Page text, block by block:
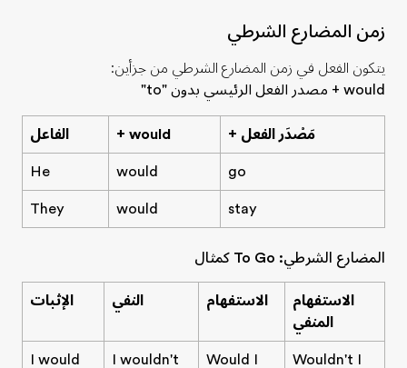
زمن المضارع الشرطي
يتكون الفعل في زمن المضارع الشرطي من جزأين:
would + مصدر الفعل الرئيسي بدون "to"
الفاعل + would + مَصْدَر الفعل
He would go
They would stay
المضارع الشرطي: To Go كمثال
الإثبات النفي الاستفهام
الاستفهام
المنفي
I would
I wouldn't
Would I
Wouldn't I